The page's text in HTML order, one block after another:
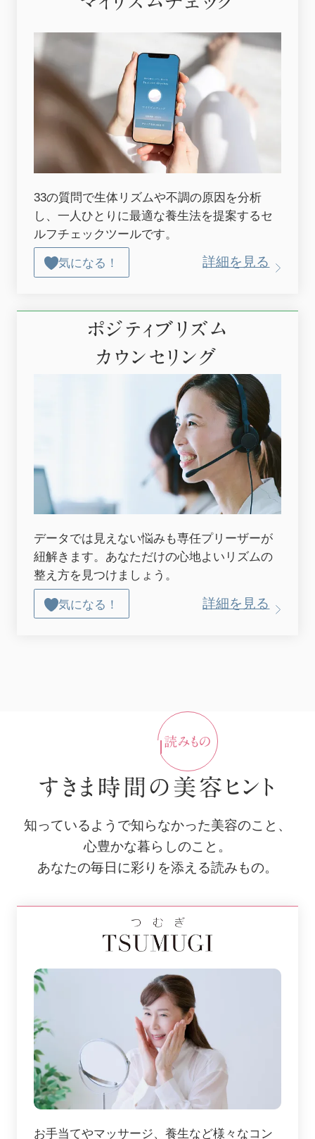
33の質問で生体リズムや不調の原因を分析
し、一人ひとりに最適な養生法を提案するセ
ルフチェックツールです。
気になる！ 詳細を見る
ポジティブリズム
カウンセリング
データでは見えない悩みも専任プリーザーが
紐解きます。あなただけの心地よいリズムの
整え方を見つけましょう。
気になる！ 詳細を見る
すきま時間の美容ヒント
知っているようで知らなかった美容のこと、
心豊かな暮らしのこと。
あなたの毎日に彩りを添える読みもの。
お手当てやマッサージ、養生など様々なコン